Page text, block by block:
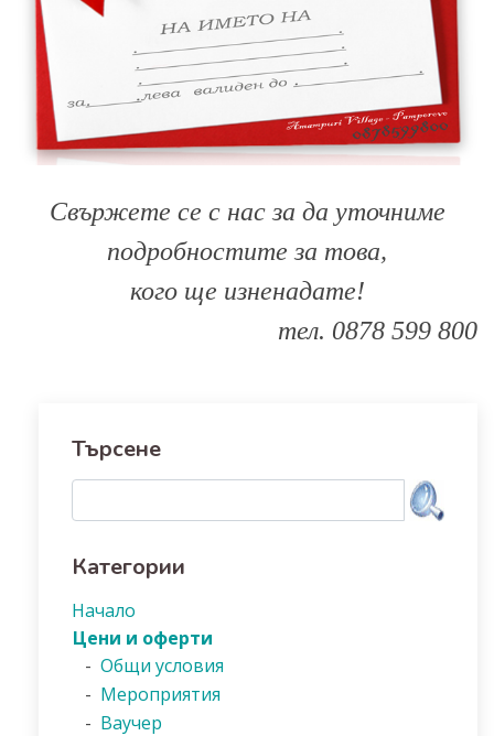
Свържете се с нас за да уточниме
подробностите за това,
кого ще изненадате!
тел. 0878 599 800
Търсене
Категории
Начало
Цени и оферти
- Общи условия
- Мероприятия
- Ваучер